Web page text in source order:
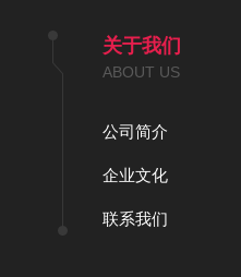
关于我们
ABOUT US
公司简介
企业文化
联系我们